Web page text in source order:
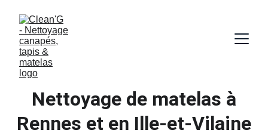
Nettoyage de matelas à
Rennes et en Ille-et-Vilaine